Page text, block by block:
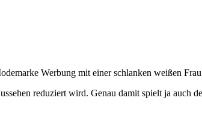
Werbung mit einer schlanken weißen
reduziert wird. Genau damit spielt ja auch